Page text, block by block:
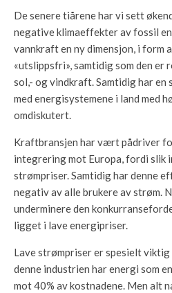
De senere tiårene har vi sett
negative klimaeffekter av fossil
vannkraft en ny dimensjon, i form
«utslippsfri», samtidig som den er
sol,- og vindkraft. Samtidig har
med energisystemene i land med
omdiskutert.
Kraftbransjen har vært pådriver
integrering mot Europa, fordi slik
strømpriser. Samtidig har denne
negativ av alle brukere av strøm.
underminere den
ligget i lave energipriser.
Lave strømpriser er spesielt
denne industrien har energi som
mot 40% av kostnadene. Men alt